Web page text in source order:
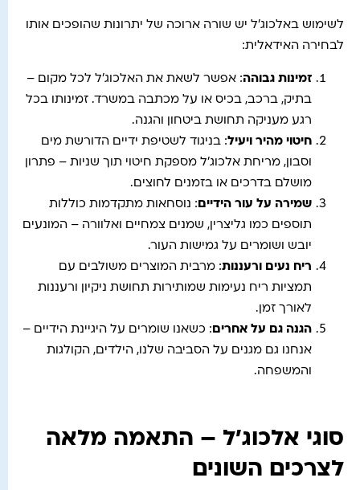
לשימוש באלכוג'ל יש שורה ארוכה של יתרונות שהופכים אותו
לבחירה האידאלית:
זמינות גבוהה: אפשר לשאת את האלכוג'ל לכל מקום –
בתיק, ברכב, בכיס או על מכתבה במשרד. זמינותו בכל
רגע מעניקה תחושת ביטחון והגנה.
חיטוי מהיר ויעיל: בניגוד לשטיפת ידיים הדורשת מים
וסבון, מריחת אלכוג'ל מספקת חיטוי תוך שניות – פתרון
מושלם בדרכים או בזמנים לחוצים.
שמירה על עור הידיים: נוסחאות מתקדמות כוללות
תוספים כמו גליצרין, שמנים צמחיים ואלוורה – המונעים
יובש ושומרים על גמישות העור.
ריח נעים ורעננות: מרבית המוצרים משולבים עם
תמציות ריח נעימות שמותירות תחושת ניקיון ורעננות
לאורך זמן.
הגנה גם על אחרים: כשאנו שומרים על היגיינת הידיים –
אנחנו גם מגנים על הסביבה שלנו, הילדים, הקולגות
והמשפחה.
סוגי אלכוג'ל – התאמה מלאה
לצרכים השונים